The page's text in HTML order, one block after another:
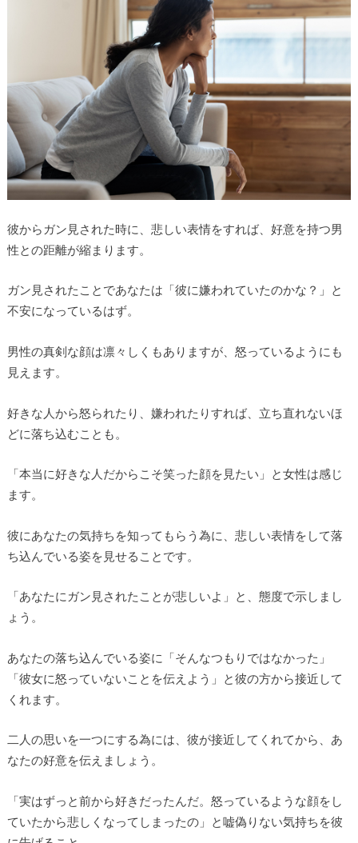
彼からガン見された時に、悲しい表情をすれば、好意を持つ男
性との距離が縮まります。
ガン見されたことであなたは「彼に嫌われていたのかな？」と
不安になっているはず。
男性の真剣な顔は凛々しくもありますが、怒っているようにも
見えます。
好きな人から怒られたり、嫌われたりすれば、立ち直れないほ
どに落ち込むことも。
「本当に好きな人だからこそ笑った顔を見たい」と女性は感じ
ます。
彼にあなたの気持ちを知ってもらう為に、悲しい表情をして落
ち込んでいる姿を見せることです。
「あなたにガン見されたことが悲しいよ」と、態度で示しまし
ょう。
あなたの落ち込んでいる姿に「そんなつもりではなかった」
「彼女に怒っていないことを伝えよう」と彼の方から接近して
くれます。
二人の思いを一つにする為には、彼が接近してくれてから、あ
なたの好意を伝えましょう。
「実はずっと前から好きだったんだ。怒っているような顔をし
ていたから悲しくなってしまったの」と嘘偽りない気持ちを彼